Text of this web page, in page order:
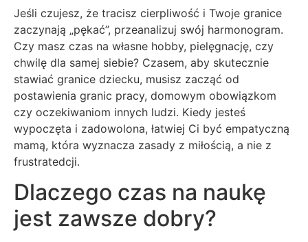
Jeśli czujesz, że tracisz cierpliwość i Twoje granice
zaczynają „pękać”, przeanalizuj swój harmonogram.
Czy masz czas na własne hobby, pielęgnację, czy
chwilę dla samej siebie? Czasem, aby skutecznie
stawiać granice dziecku, musisz zacząć od
postawienia granic pracy, domowym obowiązkom
czy oczekiwaniom innych ludzi. Kiedy jesteś
wypoczęta i zadowolona, łatwiej Ci być empatyczną
mamą, która wyznacza zasady z miłością, a nie z
frustratedcji.
Dlaczego czas na naukę
jest zawsze dobry?